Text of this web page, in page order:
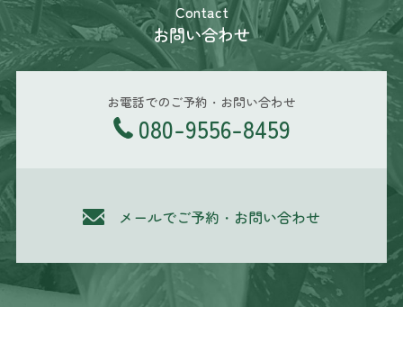
Contact
お問い合わせ
お電話でのご予約・お問い合わせ
080-9556-8459
メールでご予約・お問い合わせ